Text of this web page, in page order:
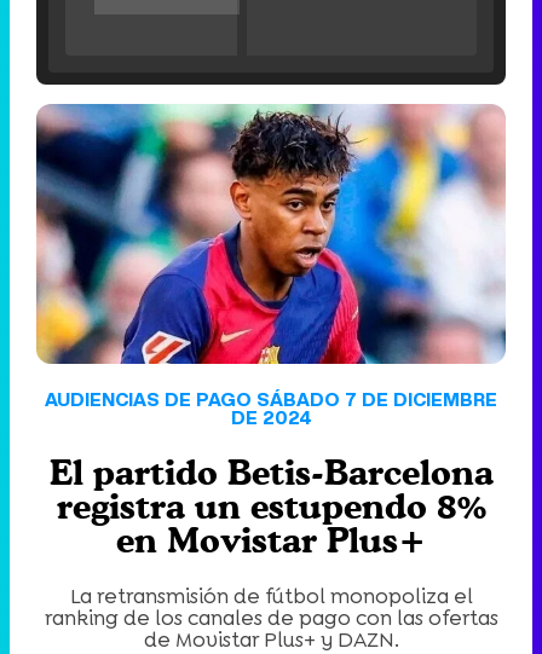
'120 Minutos' celebra sus 2.000 programas en Telemadrid con un vídeo del día a día en la redacción
Tráiler de '33 días', la nueva serie de Atresplayer con Julián Villagrán y José Manuel Poga
Tráiler en catalán de 'Ravalear', la nueva serie de HBO Max sobre los fondos buitre
Tráiler de la tercera temporada de 'The Walking Dead: Dead City' de AMC+
AUDIENCIAS DE PAGO SÁBADO 7 DE DICIEMBRE
DE 2024
El partido Betis-Barcelona
registra un estupendo 8%
en Movistar Plus+
La retransmisión de fútbol monopoliza el
ranking de los canales de pago con las ofertas
de Movistar Plus+ y DAZN.